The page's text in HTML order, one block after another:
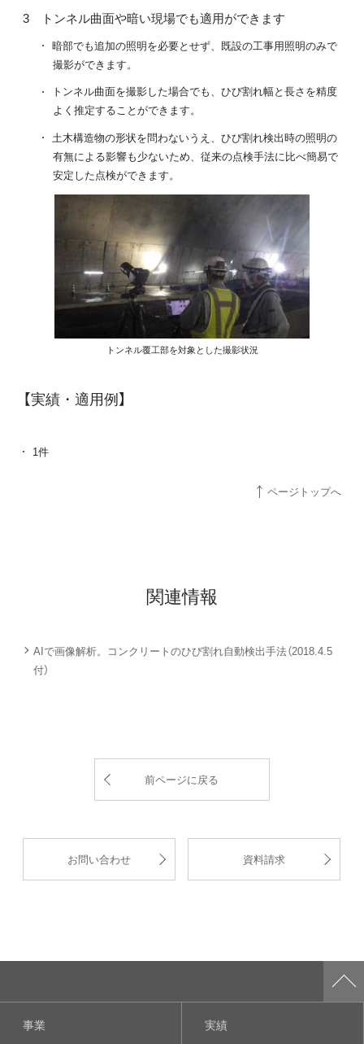
トンネル曲面や暗い現場でも適用ができます
暗部でも追加の照明を必要とせず、既設の工事用照明のみで
撮影ができます。
トンネル曲面を撮影した場合でも、ひび割れ幅と長さを精度
よく推定することができます。
土木構造物の形状を問わないうえ、ひび割れ検出時の照明の
有無による影響も少ないため、従来の点検手法に比べ簡易で
安定した点検ができます。
トンネル覆工部を対象とした撮影状況
【実績・適用例】
1件
ページトップへ
関連情報
AIで画像解析。コンクリートのひび割れ自動検出手法（2018.4.5
付）
前ページに戻る
お問い合わせ 資料請求
事業 実績